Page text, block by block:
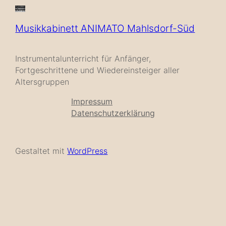
Musikkabinett ANIMATO Mahlsdorf-Süd
Instrumentalunterricht für Anfänger,
Fortgeschrittene und Wiedereinsteiger aller
Altersgruppen
Impressum
Datenschutzerklärung
Gestaltet mitWordPress